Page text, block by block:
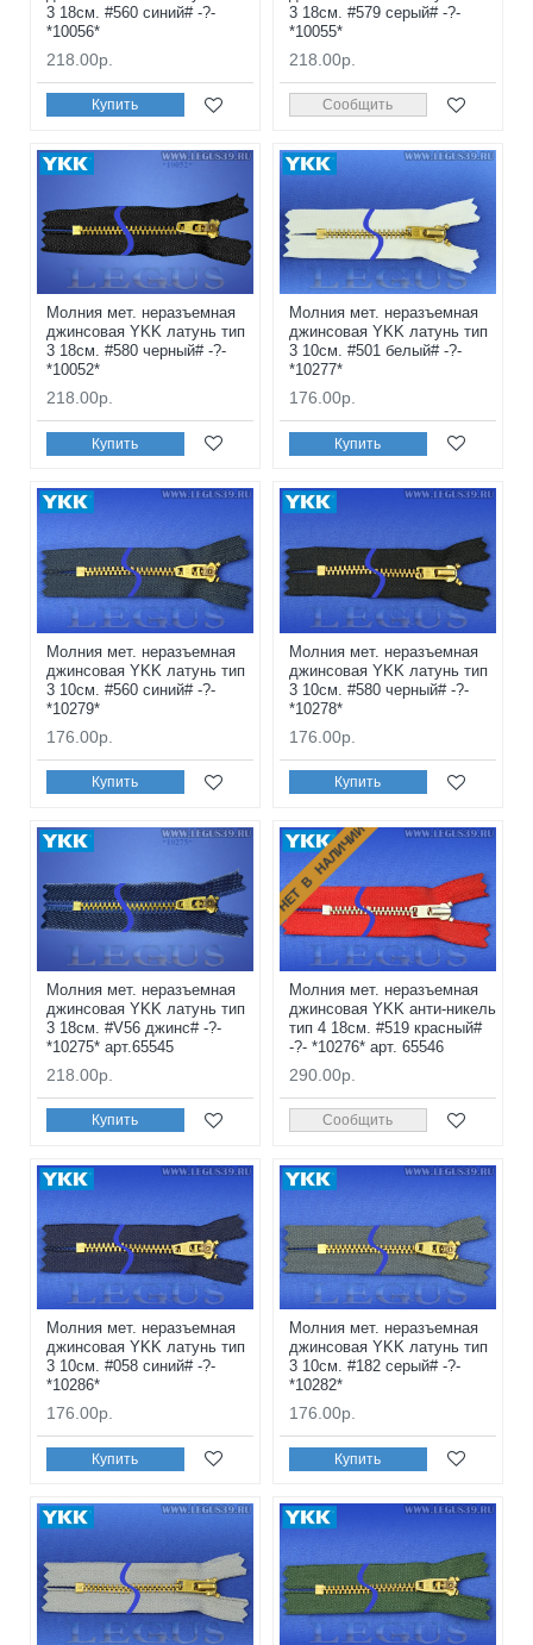
3 18см. #560 синий# -?-
*10056*
218.00р.
Купить
3 18см. #579 серый# -?-
*10055*
218.00р.
Сообщить
Молния мет. неразъемная
джинсовая YKK латунь тип
3 18см. #580 черный# -?-
*10052*
218.00р.
Купить
Молния мет. неразъемная
джинсовая YKK латунь тип
3 10см. #501 белый# -?-
*10277*
176.00р.
Купить
Молния мет. неразъемная
джинсовая YKK латунь тип
3 10см. #560 синий# -?-
*10279*
176.00р.
Купить
Молния мет. неразъемная
джинсовая YKK латунь тип
3 10см. #580 черный# -?-
*10278*
176.00р.
Купить
Молния мет. неразъемная
джинсовая YKK латунь тип
3 18см. #V56 джинс# -?-
*10275* арт.65545
218.00р.
Купить
НЕТ В НАЛИЧИИ
Молния мет. неразъемная
джинсовая YKK анти-никель
тип 4 18см. #519 красный#
-?- *10276* арт. 65546
290.00р.
Сообщить
Молния мет. неразъемная
джинсовая YKK латунь тип
3 10см. #058 синий# -?-
*10286*
176.00р.
Купить
Молния мет. неразъемная
джинсовая YKK латунь тип
3 10см. #182 серый# -?-
*10282*
176.00р.
Купить